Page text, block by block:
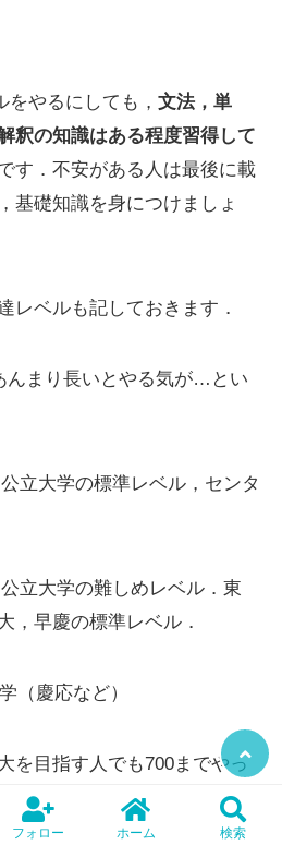
をやるにしても， 文法，単
釈の知識はある程度習得して
す．不安がある人は最後に載
基礎知識を身につけましょ
レベルも記しておきます．
んまり長いとやる気が…とい
立大学の標準レベル，センタ
立大学の難しめレベル．東
，早慶の標準レベル．
（慶応など）
を目指す人でも700までやっ
す．万人受けするのは500か
い長文問題を出すなら1000を
フォロー ホーム 検索